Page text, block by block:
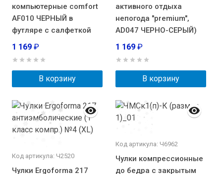
компьютерные comfort
AF010 ЧЕРНЫЙ в
футляре с салфеткой
1 169 ₽
В корзину
активного отдыха
непогода "premium",
AD047 ЧЕРНО-СЕРЫЙ)
1 169 ₽
В корзину
Код артикула: Ч2520
Чулки Ergoforma 217
Код артикула: Ч6962
Чулки компрессионные
до бедра с закрытым